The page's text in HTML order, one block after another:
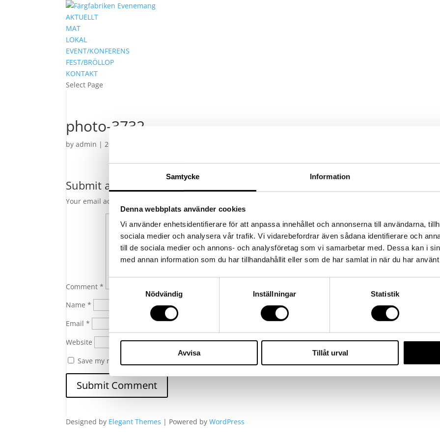
Samtycke Information
Denna webbplats använder cookies
Vi använder enhetsidentifierare för att anpassa innehållet och annonserna till användarna,
sociala medier och analysera vår trafik. Vi vidarebefordrar även sådana identifierare och
till de sociala medier och annons- och analysföretag som vi samarbetar med. Dessa kan i
med annan information som du har tillhandahållit eller som de har samlat in när du har
Nödvändig
Inställningar Statistik
Avvisa Tillåt urval
AKTUELLT
MAT
LOKAL
EVENT/KONFERENS
FEST/BRÖLLOP
KONTAKT
Select Page
photo-3732
byadmin |2016-09-05
Submit a Comment
Your email address will not be published.
Comment*
Name*
Email*
Website
Save my name, email, and website in this browser for the next time I comment.
Designed by Elegant Themes | Powered byWordPress